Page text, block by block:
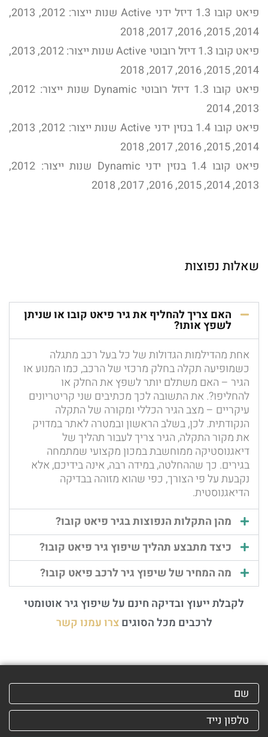
פיאט קובו 1.3 דיזל ידני Active שנות ייצור: 2012, 2013,
2014, 2015, 2016, 2017, 2018
פיאט קובו 1.3 דיזל רובוטי Active שנות ייצור: 2012, 2013,
2014, 2015, 2016, 2017, 2018
פיאט קובו 1.3 דיזל רובוטי Dynamic שנות ייצור: 2012,
2013, 2014
פיאט קובו 1.4 בנזין ידני Active שנות ייצור: 2012, 2013,
2014, 2015, 2016, 2017, 2018
פיאט קובו 1.4 בנזין ידני Dynamic שנות ייצור: 2012,
2013, 2014, 2015, 2016, 2017, 2018
שאלות נפוצות
האם צריך להחליף את גיר פיאט קובו או שניתן
לשפץ אותו?
אחת מהדילמות הגדולות של כל בעל רכב מתגלה
כשמופיעה תקלה בחלק מרכזי של הרכב, כמו המנוע או
הגיר – האם משתלם יותר לשפץ את החלק או
להחליפו?. את התשובה לכך מכתיבים שני קריטריונים
עיקריים – מצב הגיר הכללי ומקורה של התקלה
הנקודתית. לכן, בשלב הראשון ובמטרה לאתר במדויק
את מקור התקלה, הגיר צריך לעבור תהליך של
דיאגנוסטיקה ממוחשבת במכון מקצועי שמתמחה
בגירים. כך שההחלטה, במידה רבה, אינה בידיכם, אלא
נקבעת על פי הצורך, כפי שהוא מזוהה בבדיקה
הדיאגנוסטית.
מהן התקלות הנפוצות בגיר פיאט קובו?
כיצד מתבצע תהליך שיפוץ גיר פיאט קובו?
מה המחיר של שיפוץ גיר לרכב פיאט קובו?
לקבלת ייעוץ ובדיקה חינם על שיפוץ גיר אוטומטי
לרכבים מכל הסוגים צרו עמנו קשר